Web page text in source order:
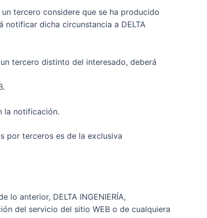
tercero considere que se ha producido
dicha circunstancia a DELTA
tercero distinto del interesado, deberá
la notificación.
por terceros es de la exclusiva
anterior, DELTA INGENIERÍA,
del servicio del sitio WEB o de cualquiera